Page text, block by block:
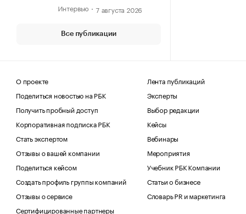
Интервью
7 августа 2026
Все публикации
О проекте
Поделиться новостью на РБК
Получить пробный доступ
Корпоративная подписка РБК
Стать экспертом
Отзывы о вашей компании
Поделиться кейсом
Создать профиль группы компаний
Отзывы о сервисе
Сертифицированные партнеры
Лента публикаций
Эксперты
Выбор редакции
Кейсы
Вебинары
Мероприятия
Учебник РБК Компании
Статьи о бизнесе
Словарь PR и маркетинга